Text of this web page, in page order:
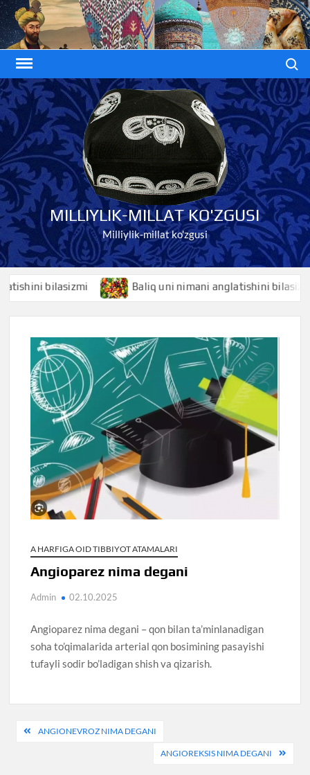
Skip
to
content
MILLIYLIK-MILLAT KO'ZGUSI
Milliylik-millat ko'zgusi
bilasizmi Baliq uni nimani anglatishini bilasizmi
A HARFIGA OID TIBBIYOT ATAMALARI
Angioparez nima degani
Admin 02.10.2025
Angioparez nima degani – qon bilan ta’minlanadigan
soha to’qimalarida arterial qon bosimining pasayishi
tufayli sodir bo’ladigan shish va qizarish.
PostANGIONEVROZ NIMA DEGANI
ANGIOREKSIS NIMA DEGANI